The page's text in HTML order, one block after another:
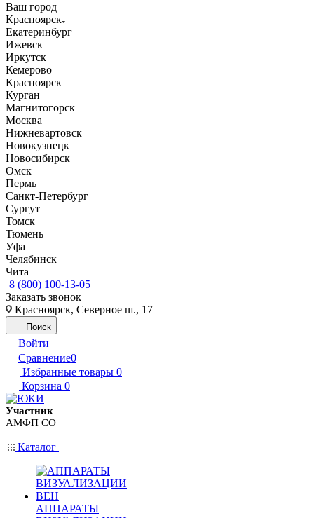
Ваш город
Красноярск
Екатеринбург
Ижевск
Иркутск
Кемерово
Красноярск
Курган
Магнитогорск
Москва
Нижневартовск
Новокузнецк
Новосибирск
Омск
Пермь
Санкт-Петербург
Сургут
Томск
Тюмень
Уфа
Челябинск
Чита
8 (800) 100-13-05
Заказать звонок
Красноярск, Северное ш., 17
Поиск
Войти
Сравнение0
Избранные товары 0
Корзина 0
Участник
АМФП СО
Каталог
АППАРАТЫ